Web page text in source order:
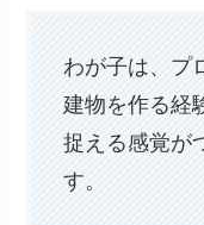
わが子は、プ
建物を作る経
捉える感覚が
す。